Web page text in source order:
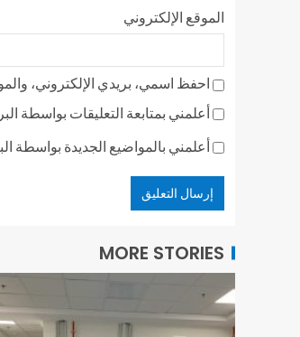
الموقع الإلكتروني
احفظ اسمي، بريدي الإلكتروني،
أعلمني بمتابعة التعليقات بواسطة
أعلمني بالمواضيع الجديدة بواسطة
MORE STORIES